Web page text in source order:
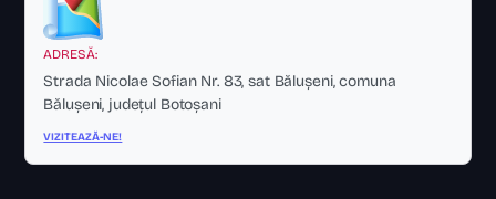
ADRESĂ:
Strada Nicolae Sofian Nr. 83, sat Bălușeni, comuna
Bălușeni, județul Botoșani
VIZITEAZĂ-NE!